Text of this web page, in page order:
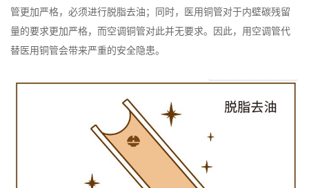
管更加严格，必须进行脱脂去油；同时，医用铜管对于内壁碳残留
量的要求更加严格，而空调铜管对此并无要求。因此，用空调管代
替医用铜管会带来严重的安全隐患。